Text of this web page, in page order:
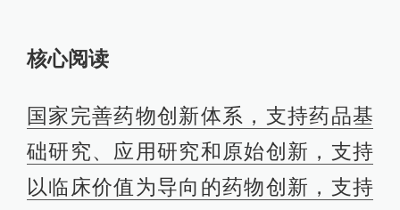
核心阅读
国家完善药物创新体系，支持药品基
础研究、应用研究和原始创新，支持
以临床价值为导向的药物创新，支持